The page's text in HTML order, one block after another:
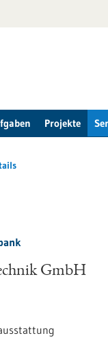
Projekte
GmbH